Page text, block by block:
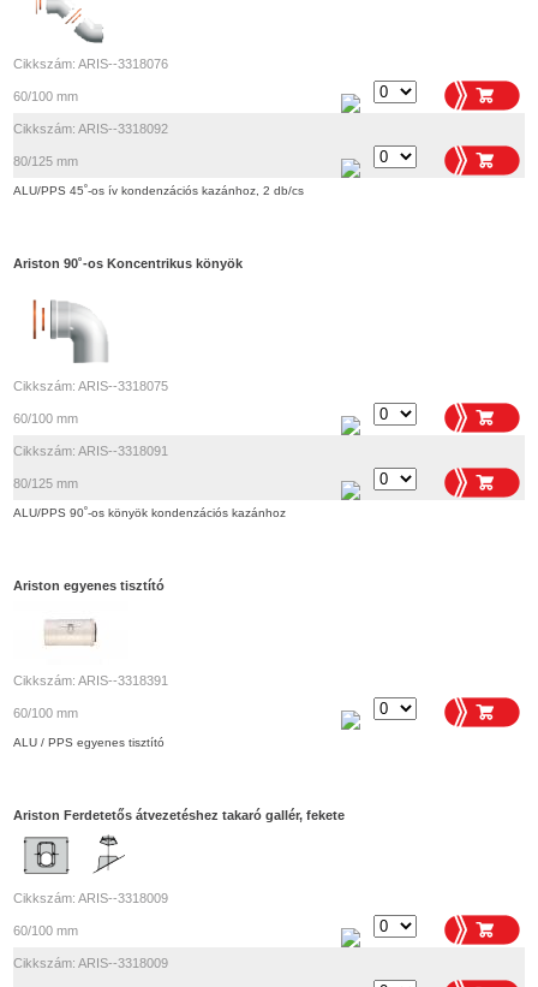
Cikkszám: ARIS--3318076
60/100 mm
Cikkszám: ARIS--3318092
80/125 mm
ALU/PPS 45˚-os ív kondenzációs kazánhoz, 2 db/cs
Ariston 90˚-os Koncentrikus könyök
Cikkszám: ARIS--3318075
60/100 mm
Cikkszám: ARIS--3318091
80/125 mm
ALU/PPS 90˚-os könyök kondenzációs kazánhoz
Ariston egyenes tisztító
Cikkszám: ARIS--3318391
60/100 mm
ALU / PPS egyenes tisztító
Ariston Ferdetetős átvezetéshez takaró gallér, fekete
Cikkszám: ARIS--3318009
60/100 mm
Cikkszám: ARIS--3318009